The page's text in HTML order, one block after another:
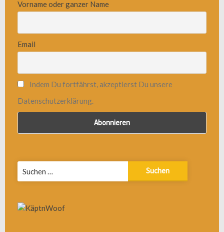
Vorname oder ganzer Name
Email
Indem Du fortfährst, akzeptierst Du unsere
Datenschutzerklärung.
nach: